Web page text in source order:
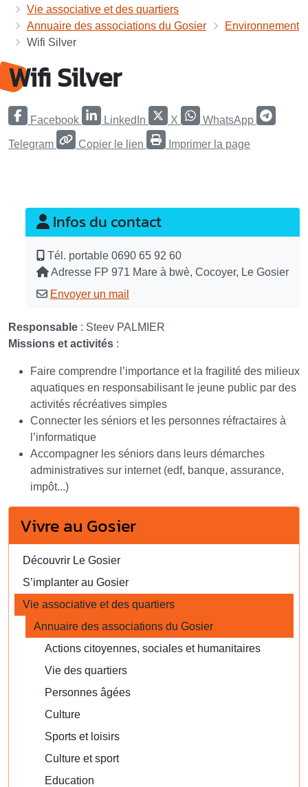
Vie associative et des quartiers
Annuaire des associations du Gosier
Environnement
Wifi Silver
Wifi Silver
Facebook LinkedIn X WhatsApp
Telegram Copier le lien Imprimer la page
Infos du contact
Tél. portable 0690 65 92 60
Adresse FP 971 Mare à bwè, Cocoyer, Le Gosier
Envoyer un mail
Responsable : Steev PALMIER
Missions et activités :
Faire comprendre l’importance et la fragilité des milieux
aquatiques en responsabilisant le jeune public par des
activités récréatives simples
Connecter les séniors et les personnes réfractaires à
l’informatique
Accompagner les séniors dans leurs démarches
administratives sur internet (edf, banque, assurance,
impôt...)
Vivre au Gosier
Découvrir Le Gosier
S’implanter au Gosier
Vie associative et des quartiers
Annuaire des associations du Gosier
Actions citoyennes, sociales et humanitaires
Vie des quartiers
Personnes âgées
Culture
Sports et loisirs
Culture et sport
Education